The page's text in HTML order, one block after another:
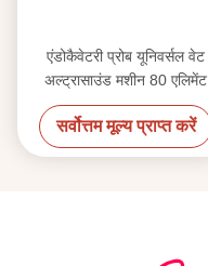
एंडोकैवेटरी प्रोब यूनिवर्सल वेट
अल्ट्रासाउंड मशीन 80 एलिमेंट
सर्वोत्तम मूल्य प्राप्त करें